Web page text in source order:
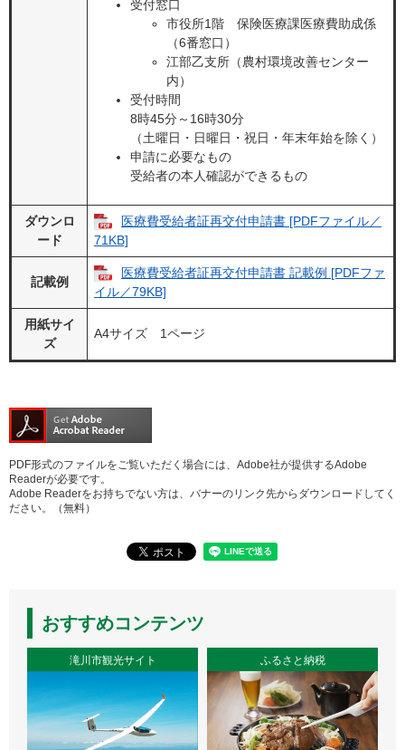
受付窓口
市役所1階 保険医療課医療費助成係
（6番窓口）
江部乙支所（農村環境改善センター
内）
受付時間
8時45分～16時30分
（土曜日・日曜日・祝日・年末年始を除く）
申請に必要なもの
受給者の本人確認ができるもの
ダウンロ
ード
医療費受給者証再交付申請書 [PDFファイル／
71KB]
記載例
医療費受給者証再交付申請書 記載例 [PDFファ
イル／79KB]
用紙サイ
ズ
A4サイズ 1ページ
PDF形式のファイルをご覧いただく場合には、Adobe社が提供するAdobe
Readerが必要です。
Adobe Readerをお持ちでない方は、バナーのリンク先からダウンロードしてく
ださい。（無料）
おすすめコンテンツ
滝川市観光サイト ふるさと納税